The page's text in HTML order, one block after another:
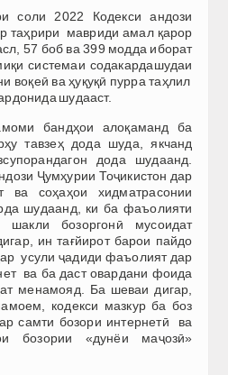
соли 2022 Кодекси андози
таҳрири мавриди амал қарор
57 боб ва 399 модда иборат
системаи содакардашудаи
воқеӣ ва ҳуқуқӣ пурра таҳлил
шудааст.
бандҳои алоқаманд ба
тавзеҳ дода шуда, якчанд
дода шудаанд.
Ҷумҳурии Тоҷикистон дар
ва соҳаҳои хидматрасонии
шудаанд, ки ба фаъолияти
бозоргонӣ мусоидат
ин тағйирот барои пайдо
усули ҷадиди фаъолият дар
ва ба даст овардани фоида
менамояд. Ба шеваи дигар,
кодекси мазкур ба боз
самти бозори интернетӣ ва
бозории «дунёи маҷозӣ»